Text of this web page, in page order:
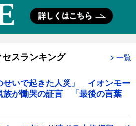
セスランキング 一覧
せいで起きた人災」 イオンモー
族が慟哭の証言 「最後の言葉